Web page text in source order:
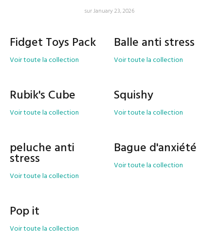
sur January 23, 2026
Fidget Toys Pack
Voir toute la collection
Balle anti stress
Voir toute la collection
Rubik's Cube
Voir toute la collection
Squishy
Voir toute la collection
peluche anti
stress
Voir toute la collection
Bague d'anxiété
Voir toute la collection
Pop it
Voir toute la collection